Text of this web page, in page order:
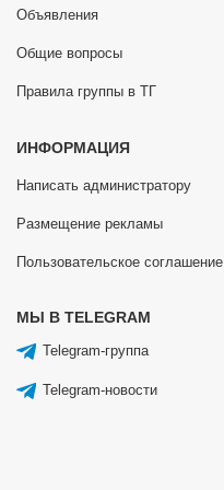
Объявления
Общие вопросы
Правила группы в ТГ
ИНФОРМАЦИЯ
Написать администратору
Размещение рекламы
Пользовательское соглашение
МЫ В TELEGRAM
Telegram-группа
Telegram-новости